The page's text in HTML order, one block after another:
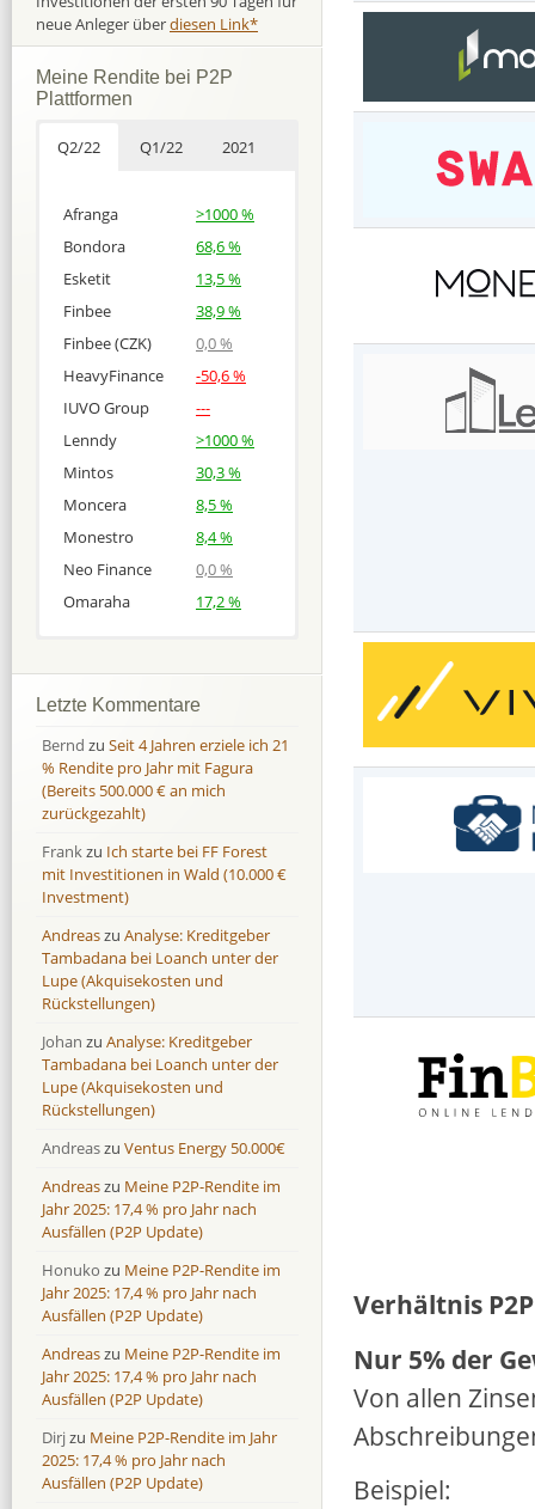
Verhältnis
Nur 5% der
Von allen
Beispiel:
neue Anleger überdiesen Link*
Meine Rendite bei P2P
Plattformen
Q2/22 Q1/22 2021
Afranga
>1000 %
Bondora
68,6 %
Esketit
13,5 %
Finbee
38,9 %
Finbee (CZK)
0,0 %
HeavyFinance
-50,6 %
IUVO Group
---
Lenndy
>1000 %
Mintos
30,3 %
Moncera
8,5 %
Monestro
8,4 %
Neo Finance
0,0 %
Omaraha
17,2 %
Bondora
Finbee
43,2%
Finbee (CZK)
0,0 %
HeavyFinance
IUVO Group
-32,2 %
Lenndy
-314,6 %
Moncera
8,0 %
Monestro
9,1 %
Neo Finance
Omaraha
16,4 %
Bondora
Finbee
35,2%
Finbee (CZK)
0,0 %
HeavyFinance
IUVO Group
-55,0 %
Lenndy
146,5 %
Moncera
11,1 %
Monestro
>1000%
Neo Finance
Omaraha
18,0 %
Letzte Kommentare
Bernd zu Seit 4 Jahren erziele ich 21
% Rendite pro Jahr mit Fagura
(Bereits 500.000 € an mich
zurückgezahlt)
Frankzu Ich starte bei FF Forest
mit Investitionen in Wald (10.000 €
Investment)
Andreaszu Analyse: Kreditgeber
Tambadana bei Loanch unter der
Lupe (Akquisekosten und
Rückstellungen)
Johan zu Analyse: Kreditgeber
Tambadana bei Loanch unter der
Lupe (Akquisekosten und
Rückstellungen)
Andreaszu Ventus Energy 50.000€
Andreaszu Meine P2P-Rendite im
Jahr 2025: 17,4 % pro Jahr nach
Ausfällen (P2P Update)
Honuko zu Meine P2P-Rendite im
Jahr 2025: 17,4 % pro Jahr nach
Ausfällen (P2P Update)
Andreaszu Meine P2P-Rendite im
Jahr 2025: 17,4 % pro Jahr nach
Ausfällen (P2P Update)
Dirjzu Meine P2P-Rendite im Jahr
2025: 17,4 % pro Jahr nach
Ausfällen (P2P Update)